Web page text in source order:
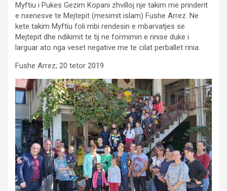
Myftiu i Pukes Gezim Kopani zhvilloj nje takim me prinderit
e nxenesve te Mejtepit (mesimit islam) Fushe Arrez. Ne
kete takim Myftiu foli mbi rendesin e mbarvatjes se
Mejtepit dhe ndikimit te tij ne formimin e rinise duke i
larguar ato nga veset negative me te cilat perballet rinia.
Fushe Arrez; 20 tetor 2019